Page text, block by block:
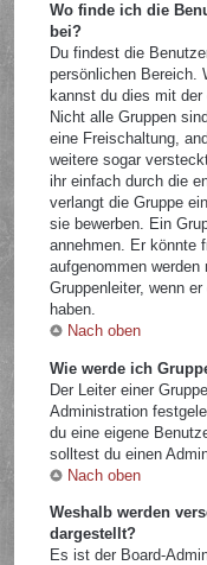
Wo finde ich die
bei?
Du findest die
persönlichen Bereich.
kannst du dies mit
Nicht alle Gruppen
eine Freischaltung,
weitere sogar
ihr einfach durch die
verlangt die Gruppe
sie bewerben. Ein
annehmen. Er könnte
aufgenommen
Gruppenleiter, wenn
haben.
Nach oben
Wie werde ich
Der Leiter einer
Administration
du eine eigene
solltest du einen
Nach oben
Weshalb werden
dargestellt?
Es ist der Board-